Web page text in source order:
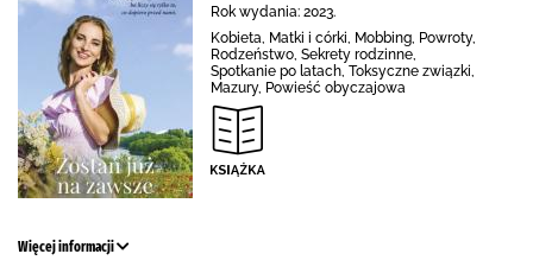
Rok wydania: 2023.
Kobieta, Matki i córki, Mobbing, Powroty,
Rodzeństwo, Sekrety rodzinne,
Spotkanie po latach, Toksyczne związki,
Mazury, Powieść obyczajowa
Więcej informacji